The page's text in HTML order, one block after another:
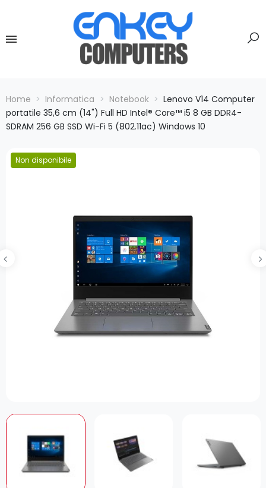
Home Informatica Notebook
Lenovo V14 Computer
portatile 35,6 cm (14") Full HD Intel® Core™ i5 8 GB DDR4-
SDRAM 256 GB SSD Wi-Fi 5 (802.11ac) Windows 10
Non disponibile